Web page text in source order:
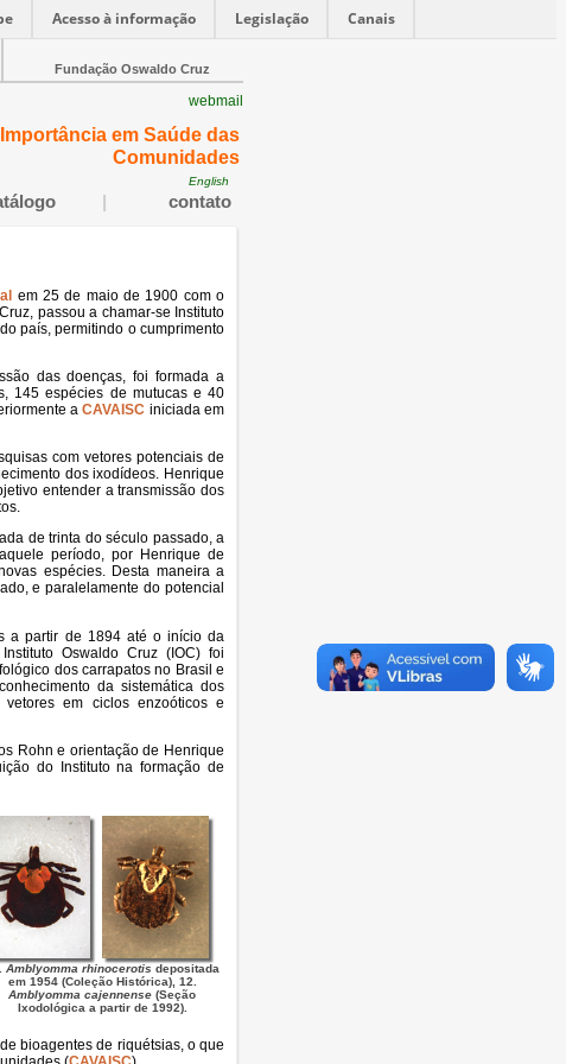
Acesso à informação Legislação Canais
Fundação Oswaldo Cruz
webmail
em Saúde das
Comunidades
English
contato
em 25 de maio de 1900 com o
passou a chamar-se Instituto
país, permitindo o cumprimento
das doenças, foi formada a
145 espécies de mutucas e 40
aCAVAISC iniciada em
com vetores potenciais de
dos ixodídeos. Henrique
entender a transmissão dos
de trinta do século passado, a
período, por Henrique de
espécies. Desta maneira a
e paralelamente do potencial
a partir de 1894 até o início da
Oswaldo Cruz (IOC) foi
dos carrapatos no Brasil e
da sistemática dos
em ciclos enzoóticos e
Rohn e orientação de Henrique
do Instituto na formação de
Amblyomma rhinocerotis depositada
em 1954 (Coleção Histórica), 12.
Amblyomma cajennense (Seção
Ixodológica a partir de 1992).
bioagentes de riquétsias, o que